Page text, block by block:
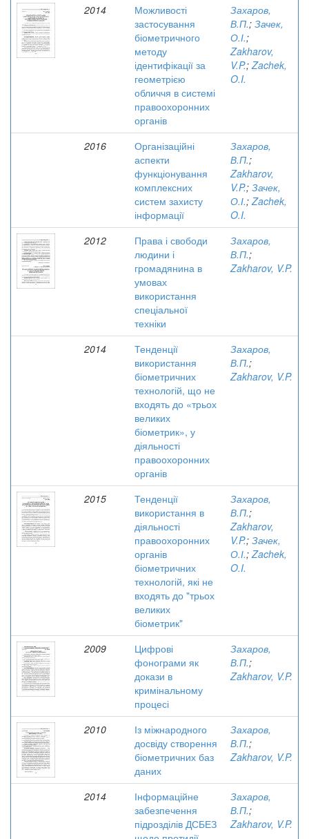
2014
Можливості
застосування
біометричного
методу
ідентифікації за
геометрією
обличчя в системі
правоохоронних
органів
Захаров,
В.П.; Зачек,
О.І.;
Zakharov,
V.P.;Zachek,
O.I.
2016
Організаційні
аспекти
функціонування
комплексних
систем захисту
інформації
Захаров,
В.П.;
Zakharov,
V.P.; Зачек,
О.І.;Zachek,
O.I.
2012
Права і свободи
людини і
громадянина в
умовах
використання
спеціальної
техніки
Захаров,
В.П.;
Zakharov, V.P.
2014
Тенденції
використання
біометричних
технологій, що не
входять до «трьох
великих
біометрик», у
діяльності
правоохоронних
органів
Захаров,
В.П.;
Zakharov, V.P.
2015
Тенденції
використання в
діяльності
правоохоронних
органів
біометричних
технологій, які не
входять до "трьох
великих
біометрик"
Захаров,
В.П.;
Zakharov,
V.P.; Зачек,
О.І.;Zachek,
O.I.
2009
Цифрові
фонограми як
докази в
кримінальному
процесі
Захаров,
В.П.;
Zakharov, V.P.
2010
Із міжнародного
досвіду створення
біометричних баз
даних
Захаров,
В.П.;
Zakharov, V.P.
2014
Інформаційне
забезпечення
підрозділів ДСБЕЗ
Захаров,
В.П.;
Zakharov, V.P.